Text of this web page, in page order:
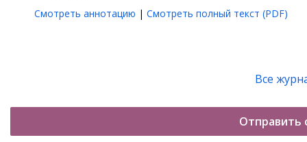
Смотреть аннотацию | Смотреть полный текст (PDF)
Все
Отправить